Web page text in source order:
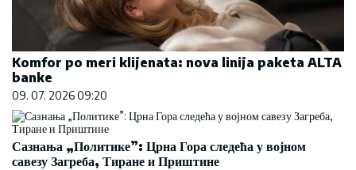
Komfor po meri klijenata: nova linija paketa ALTA
banke
09. 07. 2026 09:20
Сазнања „Политике”: Црна Гора следећа у војном
савезу Загреба, Тиране и Приштине